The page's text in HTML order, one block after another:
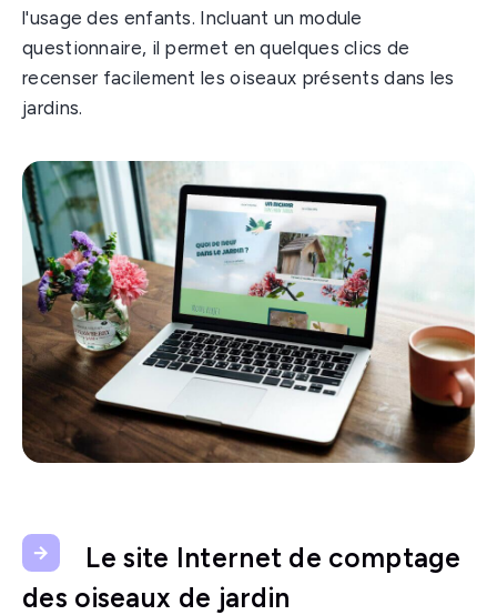
l'usage des enfants. Incluant un module
questionnaire, il permet en quelques clics de
recenser facilement les oiseaux présents dans les
jardins.
Le site Internet de comptage
des oiseaux de jardin